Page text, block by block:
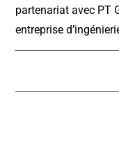
partenariat avec PT
entreprise